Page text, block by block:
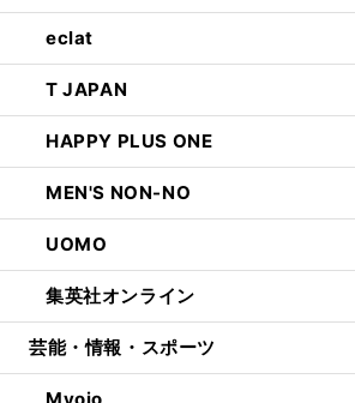
eclat
T JAPAN
HAPPY PLUS ONE
MEN'S NON-NO
UOMO
集英社オンライン
芸能・情報・スポーツ